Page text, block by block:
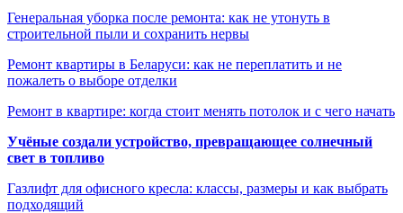
Генеральная уборка после ремонта: как не утонуть в
строительной пыли и сохранить нервы
Ремонт квартиры в Беларуси: как не переплатить и не
пожалеть о выборе отделки
Ремонт в квартире: когда стоит менять потолок и с чего начать
Учёные создали устройство, превращающее солнечный
свет в топливо
Газлифт для офисного кресла: классы, размеры и как выбрать
подходящий